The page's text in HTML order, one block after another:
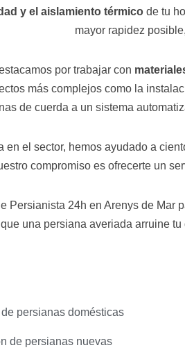
y el aislamiento térmicode tu
mayor rapidez
por trabajar con
más complejos como la
de cuerda a un sistema
en el sector, hemos ayudado a
compromiso es ofrecerte un
Persianista 24h en Arenys de Mar
que una persiana averiada arruine
persianas domésticas
de persianas nuevas